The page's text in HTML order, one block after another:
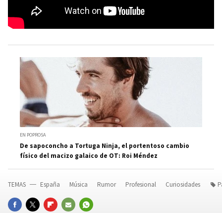
EN POPROSA
De sapoconcho a Tortuga Ninja, el portentoso cambio
físico del macizo galaico de OT: Roi Méndez
TEMAS España Música Rumor Profesional Curiosidades